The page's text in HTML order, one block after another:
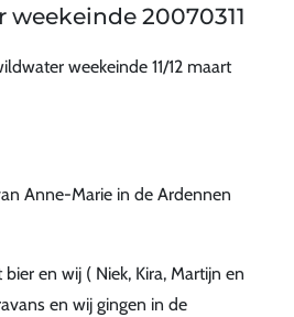
20070311
weekeinde 11/12 maart
Anne-Marie in de Ardennen
en wij ( Niek, Kira, Martijn en
en wij gingen in de